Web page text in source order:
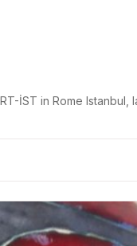
İST in Rome